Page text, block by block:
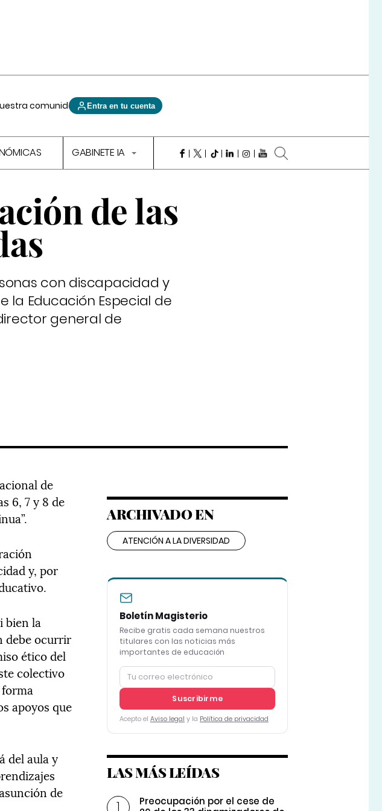
comunidad Entra en tu cuenta
GABINETE IA
de las
con discapacidad y
la Educación Especial de
general de
de
6, 7 y 8 de
y, por
bien la
debe ocurrir
ético del
colectivo
apoyos que
del aula y
de
ARCHIVADO EN
ATENCIÓN A LA DIVERSIDAD
Boletín Magisterio
Recibe gratis cada semana nuestros
titulares con las noticias más
importantes de educación
Suscribirme
Acepto el Aviso legal y la Política de privacidad
LAS MÁS LEÍDAS
Preocupación por el cese de